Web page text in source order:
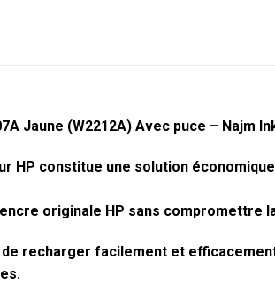
Jaune (W2212A) Avec puce – Najm
HP constitue une solution
originale HP sans compromettre
recharger facilement et